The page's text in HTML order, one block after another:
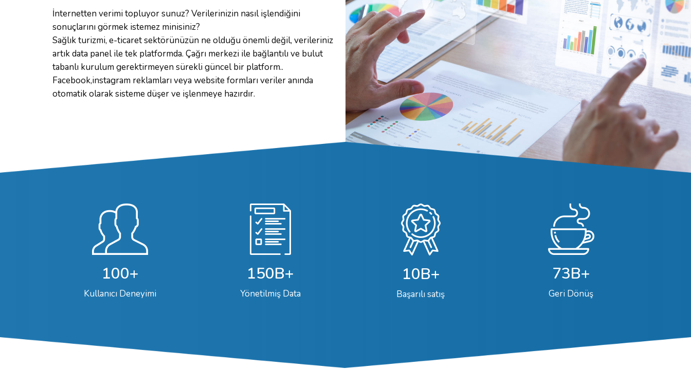
İnternetten verimi topluyor sunuz? Verilerinizin nasıl işlendiğini
sonuçlarını görmek istemez minisiniz?
Sağlık turizmi, e-ticaret sektörünüzün ne olduğu önemli değil, verileriniz
artık data panel ile tek platformda. Çağrı merkezi ile bağlantılı ve bulut
tabanlı kurulum gerektirmeyen sürekli güncel bir platform..
Facebook,instagram reklamları veya website formları veriler anında
otomatik olarak sisteme düşer ve işlenmeye hazırdır.
100+
Kullanıcı Deneyimi
150B+
Yönetilmiş Data
10B+
Başarılı satış
73B+
Geri Dönüş